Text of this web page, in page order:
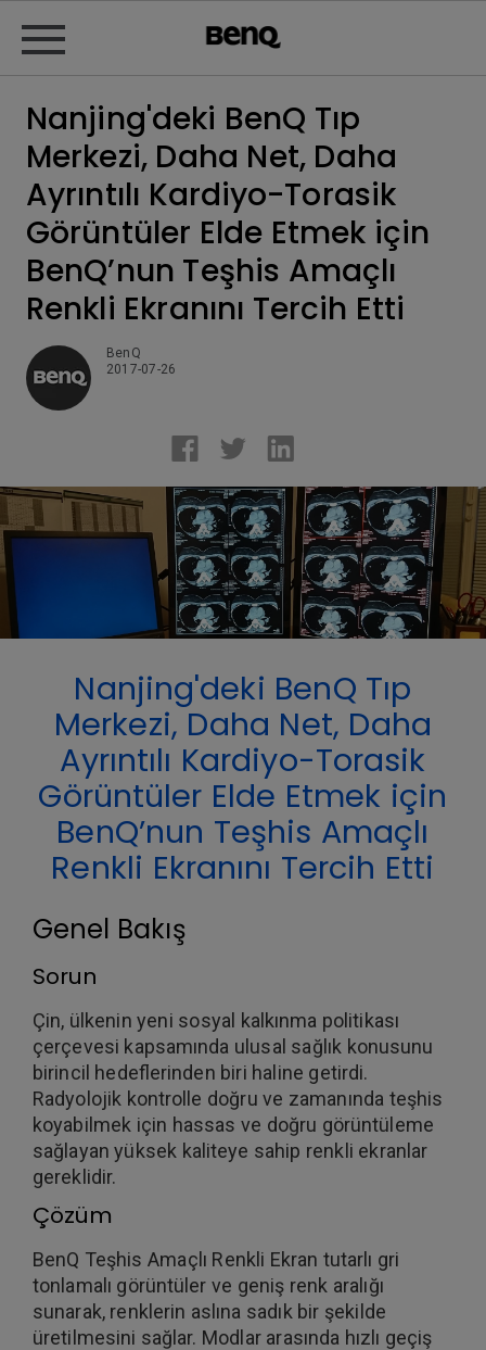
Nanjing'deki BenQ Tıp
Merkezi, Daha Net, Daha
Ayrıntılı Kardiyo-Torasik
Görüntüler Elde Etmek için
BenQ’nun Teşhis Amaçlı
Renkli Ekranını Tercih Etti
BenQ
2017-07-26
Nanjing'deki BenQ Tıp
Merkezi, Daha Net, Daha
Ayrıntılı Kardiyo-Torasik
Görüntüler Elde Etmek için
BenQ’nun Teşhis Amaçlı
Renkli Ekranını Tercih Etti
Genel Bakış
Sorun
Çin, ülkenin yeni sosyal kalkınma politikası
çerçevesi kapsamında ulusal sağlık konusunu
birincil hedeflerinden biri haline getirdi.
Radyolojik kontrolle doğru ve zamanında teşhis
koyabilmek için hassas ve doğru görüntüleme
sağlayan yüksek kaliteye sahip renkli ekranlar
gereklidir.
Çözüm
BenQ Teşhis Amaçlı Renkli Ekran tutarlı gri
tonlamalı görüntüler ve geniş renk aralığı
sunarak, renklerin aslına sadık bir şekilde
üretilmesini sağlar. Modlar arasında hızlı geçiş